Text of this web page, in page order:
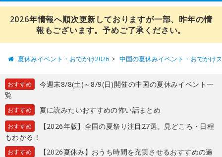
2026年情報へ順次更新しておりますが一部、昨年の情
報もございます。予めご了承ください。
夏休みイベント・おでかけ2026 中国の夏休みイベント・おでかけ
おすすめ
今週末8/8(土)～8/9(日)開催の中国の夏休みイベント一
覧
おすすめ 夏に読みたいおすすめの怖い話まとめ
おすすめ
【2026年版】全国の夏祭り注目27選。見どころ・日程
もわかる！
おすすめ
【2026夏休み】おうち時間を充実させるおすすめの過